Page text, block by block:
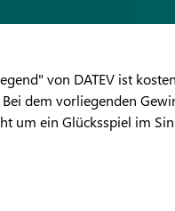
von DATEV ist
dem vorliegenden
um ein Glücksspiel im